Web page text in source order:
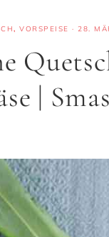
, VORSPEISE · 28.
|